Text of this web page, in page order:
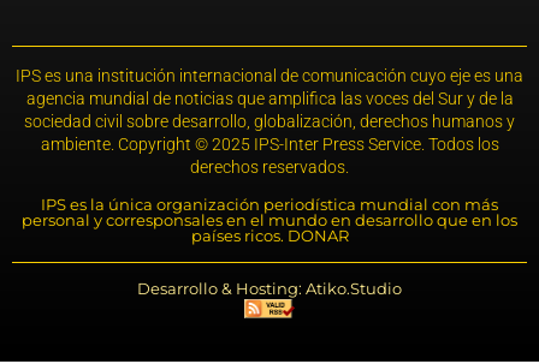
IPS es una institución internacional de comunicación cuyo eje es una
agencia mundial de noticias que amplifica las voces del Sur y de la
sociedad civil sobre desarrollo, globalización, derechos humanos y
ambiente. Copyright © 2025 IPS-Inter Press Service. Todos los
derechos reservados.
IPS es la única organización periodística mundial con más
personal y corresponsales en el mundo en desarrollo que en los
países ricos. DONAR
Desarrollo & Hosting: Atiko.Studio